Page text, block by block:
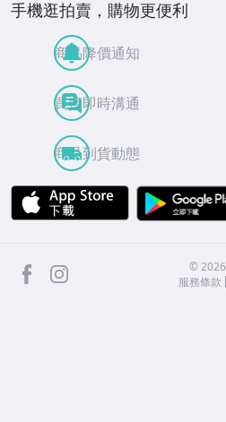
手機逛拍賣，購物更便利
商品降價通知
買賣即時溝通
商品到貨動態
APP Store
facebook ©2026
服務條款